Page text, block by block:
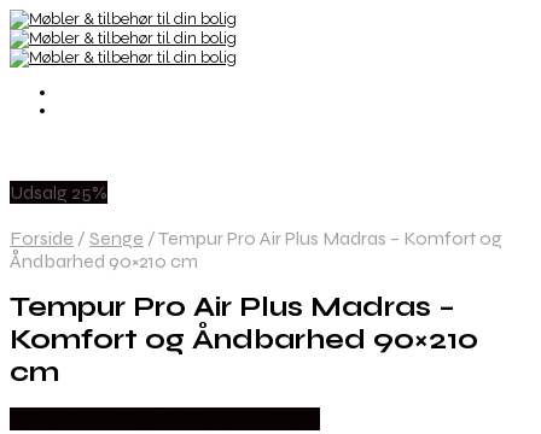
Udsalg 25%
Forside / Senge /Tempur Pro Air Plus Madras – Komfort og
Åndbarhed 90×210 cm
Tempur Pro Air Plus Madras –
Komfort og Åndbarhed 90×210
cm